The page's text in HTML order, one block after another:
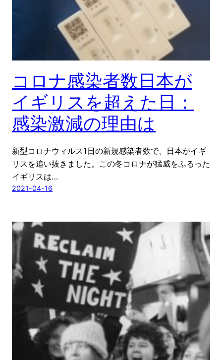
コロナ感染者数日本が
イギリスを超えた日：
感染激減の理由は
新型コロナウィルス1日の新規感染者数で、日本がイギ
リスを追い抜きました。この冬コロナが猛威をふるった
イギリスは…
2021-04-16